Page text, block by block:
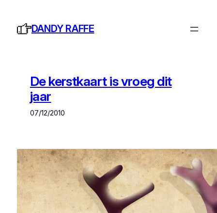
DANDY RAFFE
De kerstkaart is vroeg dit
jaar
07/12/2010